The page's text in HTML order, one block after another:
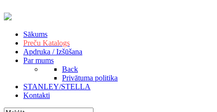
Sākums
Preču Katalogs
Apdruka / Izšūšana
Par mums
Back
Privātuma politika
STANLEY/STELLA
Kontakti